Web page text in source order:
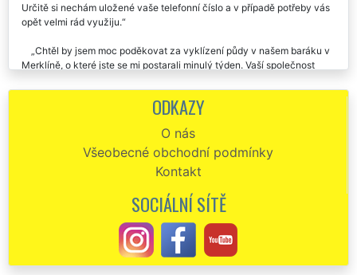
Určitě si nechám uložené vaše telefonní číslo a v případě potřeby vás
opět velmi rád využiju.
Chtěl by jsem moc poděkovat za vyklízení půdy v našem baráku v
Merklíně, o které jste se mi postarali minulý týden. Vaší společnost
Od začátku do konce skutečně perfektní a profesionální služby.
nelehký úkol zorganizovali naprosto skvěle. Zajistili rukáv, zajistili
kontejner na odpady, vše zlikvidovali přesně podle mých představ.
Dokonce mi zajistili kompletní úklid celé půdy. Tento servis služeb
Vyklízení půdy v Merklíně proběhlo velmi kvalitně a šetrně.
Výborná cena, dokonalý servis.
Od kolegy z práce jsem dostal kontakt na tuto společnost. Musím
uznat, že se mi skutečně perfektně postarala o vyklizení půdy v
ODKAZY
O nás
Všeobecné obchodní podmínky
Kontakt
SOCIÁLNÍ SÍTĚ